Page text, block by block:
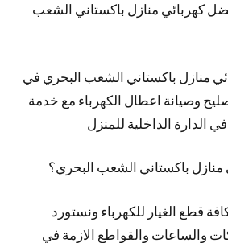
كهربائي منازل باكستاني الشعب
منازل باكستاني الشعب البحري في
وصيانة اعطال الكهرباء مع خدمة
الداخلية للمنزل
باكستاني الشعب البحري؟
قطع الغيار للكهرباء ونستورد
والساعات والقواطع الازمة في